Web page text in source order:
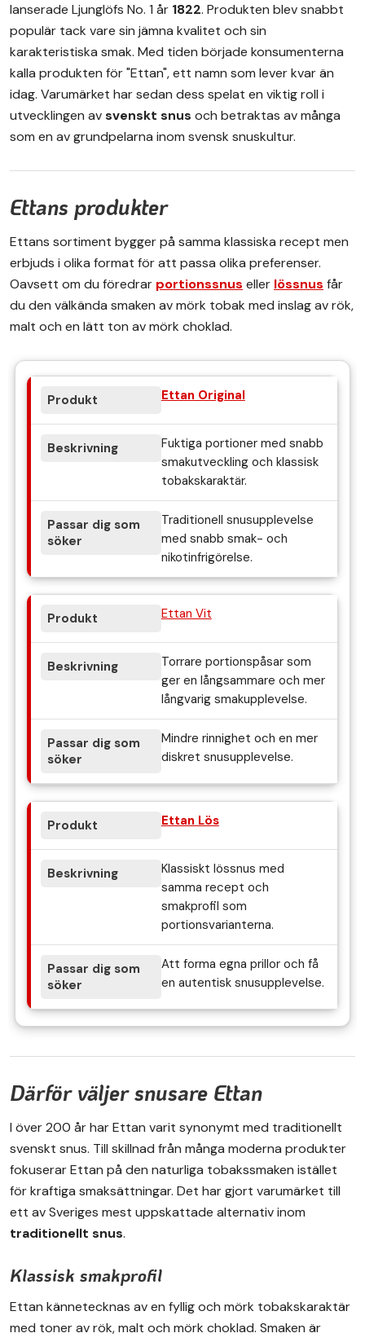
lanserade Ljunglöfs No. 1 år 1822. Produkten blev snabbt
populär tack vare sin jämna kvalitet och sin
karakteristiska smak. Med tiden började konsumenterna
kalla produkten för "Ettan", ett namn som lever kvar än
idag. Varumärket har sedan dess spelat en viktig roll i
utvecklingen avsvenskt snus och betraktas av många
som en av grundpelarna inom svensk snuskultur.
Ettans produkter
Ettans sortiment bygger på samma klassiska recept men
erbjuds i olika format för att passa olika preferenser.
Oavsett om du föredrar portionssnus eller lössnus får
du den välkända smaken av mörk tobak med inslag av rök,
malt och en lätt ton av mörk choklad.
Ettan Original
Fuktiga portioner med snabb
smakutveckling och klassisk
tobakskaraktär.
Traditionell snusupplevelse
med snabb smak- och
nikotinfrigörelse.
Ettan Vit
Torrare portionspåsar som
ger en långsammare och mer
långvarig smakupplevelse.
Mindre rinnighet och en mer
diskret snusupplevelse.
Ettan Lös
Klassiskt lössnus med
samma recept och
smakprofil som
portionsvarianterna.
Att forma egna prillor och få
en autentisk snusupplevelse.
Därför väljer snusare Ettan
I över 200 år har Ettan varit synonymt med traditionellt
svenskt snus. Till skillnad från många moderna produkter
fokuserar Ettan på den naturliga tobakssmaken istället
för kraftiga smaksättningar. Det har gjort varumärket till
ett av Sveriges mest uppskattade alternativ inom
traditionellt snus.
Klassisk smakprofil
Ettan kännetecknas av en fyllig och mörk tobakskaraktär
med toner av rök, malt och mörk choklad. Smaken är